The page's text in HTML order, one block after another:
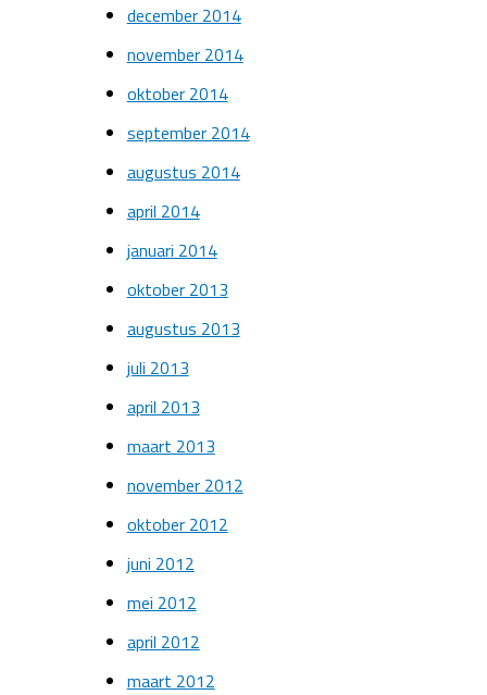
december 2014
november 2014
oktober 2014
september 2014
augustus 2014
april 2014
januari 2014
oktober 2013
augustus 2013
juli 2013
april 2013
maart 2013
november 2012
oktober 2012
juni 2012
mei 2012
april 2012
maart 2012